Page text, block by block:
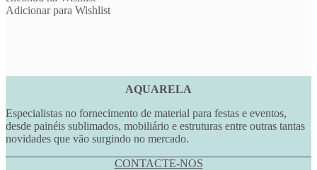
Adicionar para Wishlist
AQUARELA
Especialistas no fornecimento de material para festas e eventos,
desde painéis sublimados, mobiliário e estruturas entre outras tantas
novidades que vão surgindo no mercado.
CONTACTE-NOS